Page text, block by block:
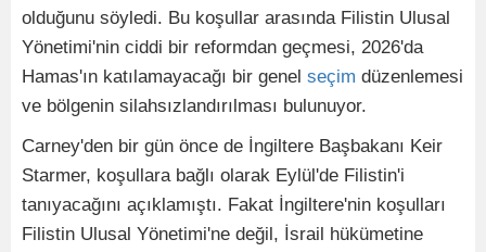
olduğunu söyledi. Bu koşullar arasında Filistin Ulusal
Yönetimi'nin ciddi bir reformdan geçmesi, 2026'da
Hamas'ın katılamayacağı bir genel seçim düzenlemesi
ve bölgenin silahsızlandırılması bulunuyor.
Carney'den bir gün önce de İngiltere Başbakanı Keir
Starmer, koşullara bağlı olarak Eylül'de Filistin'i
tanıyacağını açıklamıştı. Fakat İngiltere'nin koşulları
Filistin Ulusal Yönetimi'ne değil, İsrail hükümetine